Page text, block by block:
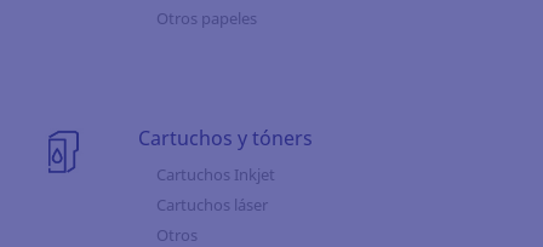
Otros papeles
Cartuchos y tóners
Cartuchos Inkjet
Cartuchos láser
Otros